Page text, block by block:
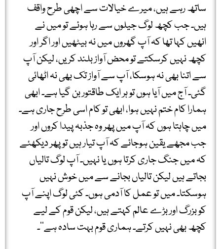
ساتھ رہے ہیں، میرے خیالات سے اچھی طرح واقف
ہیں۔ جب کچھ لوگ جیلوں سے رہا ہوئے تو میں نے
انھیں کہا تھا کہ آپ گھروں میں نہ بیٹھیں اور اگر اور
کچھ نہیں کرسکتے تو محض آواز بلند کریں، لیکن آپ
سے اتنا بھی نہ ہوسکا، آپ سے آواز تک بھی نہ اٹھائی
گئی۔ آج میں آیا ہوں تو ہر ایک طاقتور بن گیا ہے۔ ابھی
ہمارا کام ختم نہیں ہوا، ابھی تو کام اسی طرح جاری ہے۔
میں چاہتا ہوں کہ آپ میں پھر وہ جذبہ پیدا کروں اور
جب مجھے یقین ہوجائے کہ آپ تیار ہیں تو پھر دیکھئے
کہ میں جنگ جاری کرتا ہوں یا نہیں۔ آپ لوگ تالیاں
بجاتے ہیں لیکن تالیاں بجانے سے میں خوش نہیں
ہوسکتا۔ میں تو عمل کا آدمی ہوں۔ کئی لوگ اپنے آپ
کو بزرگ اور بڑے عالم کہتے ہیں، لیکن قوم کے لیے
کچھ بھی نہیں کرتے۔ ہماری قوم بہت سادہ ہے‘‘۔